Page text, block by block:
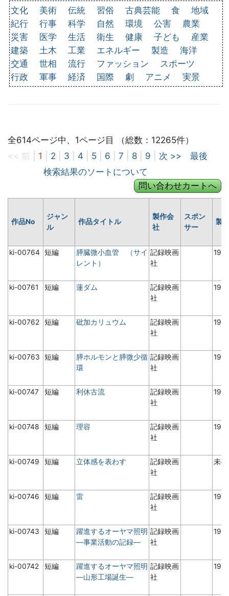
文化
美術 伝統 習俗 古典芸能 食
地域
紀行
行事 科学 自然 環境 公害
農業
災害
医学 生活 衛生 健康 子ども
産業
建築
土木 工業 エネルギー 製造
海洋
交通
世相 流行 ファッション
スポーツ
行政
軍事 経済 国際 劇 アニメ 実景
全614ページ中、1ページ目 （総数：12265件）
<< 前
1 2 3 4 5 6 7 8 9 次 >>
最後
検索結果のソートについて
作品No
ジャン
ル
作品タイトル
製作会
社
スポン
サー
製
ki-00764 短編
膵臓微小血管 （サイ
レント）
記録映画
社
ki-00761 短編 蓮ダム
記録映画
社
ki-00762 短編 砒加カリュウム
記録映画
社
ki-00763 短編
膵ホルモンと膵微少循
環
記録映画
社
ki-00747 短編 利休古流
記録映画
社
ki-00748 短編 理容
記録映画
社
ki-00749 短編 立体感を表わす
記録映画
社
未
ki-00746 短編 雷
記録映画
社
ki-00743 短編
躍進するオーヤマ照明
―事業活動の記録―
記録映画
社
ki-00742 短編
躍進するオーヤマ照明
―山形工場誕生―
記録映画
社